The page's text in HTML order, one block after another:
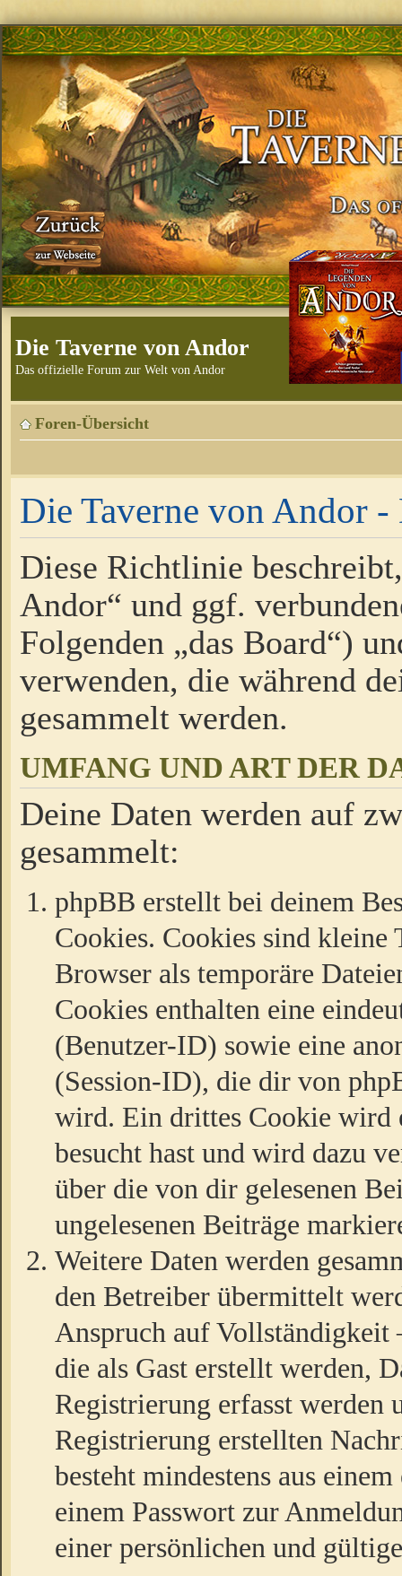
Die Taverne von Andor
Das offizielle Forum zur Welt von Andor
Foren-Übersicht
Die Taverne von Andor
Diese Richtlinie
Andor“ und ggf.
Folgenden „das Board“)
verwenden, die während
gesammelt werden.
UMFANG UND ART DER
Deine Daten werden auf
gesammelt:
phpBB erstellt bei deinem
Cookies. Cookies sind kleine
Browser als temporäre
Cookies enthalten eine
(Benutzer-ID) sowie eine
(Session-ID), die dir von
wird. Ein drittes Cookie wird
besucht hast und wird dazu
über die von dir gelesenen
ungelesenen Beiträge
Weitere Daten werden
den Betreiber übermittelt
Anspruch auf
die als Gast erstellt werden,
Registrierung erfasst werden
Registrierung erstellten
besteht mindestens aus
einem Passwort zur
einer persönlichen und